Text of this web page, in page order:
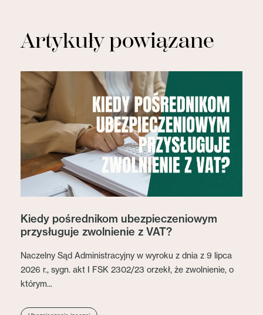
Artykuły powiązane
Kiedy pośrednikom ubezpieczeniowym
przysługuje zwolnienie z VAT?
Naczelny Sąd Administracyjny w wyroku z dnia z 9 lipca
2026 r., sygn. akt I FSK 2302/23 orzekł, że zwolnienie, o
którym...